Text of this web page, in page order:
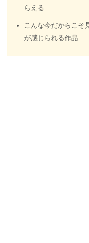
らえる
こんな今だからこそ
が感じられる作品